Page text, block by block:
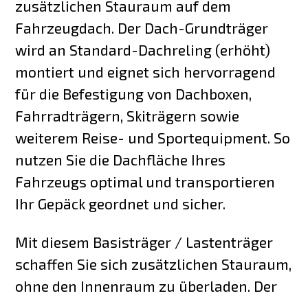
zusätzlichen Stauraum auf dem
Fahrzeugdach. Der Dach-Grundträger
wird an Standard-Dachreling (erhöht)
montiert und eignet sich hervorragend
für die Befestigung von Dachboxen,
Fahrradträgern, Skiträgern sowie
weiterem Reise- und Sportequipment. So
nutzen Sie die Dachfläche Ihres
Fahrzeugs optimal und transportieren
Ihr Gepäck geordnet und sicher.
Mit diesem Basisträger / Lastenträger
schaffen Sie sich zusätzlichen Stauraum,
ohne den Innenraum zu überladen. Der